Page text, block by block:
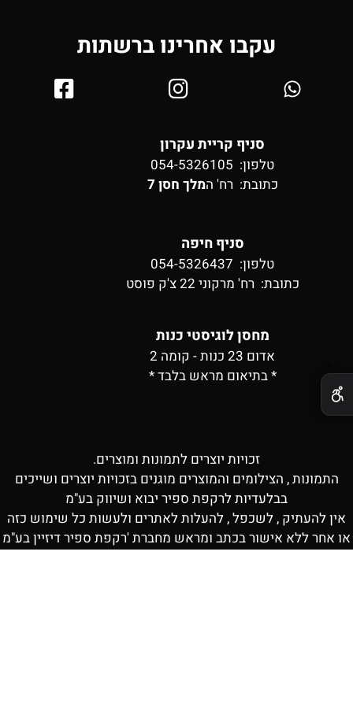
עקבו אחרינו ברשתות
סניף קריית עקרון
טלפון: 054-5326105
כתובת: רח' המלך חסן 7
סניף חיפה
טלפון: 054-5326437
כתובת: רח' מרקוני 22 צ'ק פוסט
מחסן לוגיסטי כנות
אדום 23 כנות - קומה 2
* בתיאום מראש בלבד *
זכויות יוצרים לתמונות ומוצרים.
התמונות , הצילומים והמוצרים מוגנים בזכויות יוצרים ושייכים
בבלעדיות לרקפת ספיר יבוא ושיווק בע"מ
אין להעתיק , לשכפל , להעלות לאתרים ולעשות כל שימוש כזה
או אחר ללא אישור בכתב ומראש מחברת 'רקפת ספיר דיזיין בע"מ